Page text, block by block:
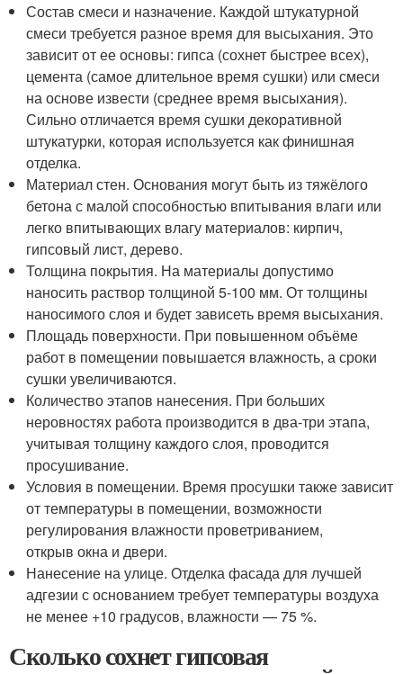
Состав смеси и назначение. Каждой штукатурной
смеси требуется разное время для высыхания. Это
зависит от ее основы: гипса (сохнет быстрее всех),
цемента (самое длительное время сушки) или смеси
на основе извести (среднее время высыхания).
Сильно отличается время сушки декоративной
штукатурки, которая используется как финишная
отделка.
Материал стен. Основания могут быть из тяжёлого
бетона с малой способностью впитывания влаги или
легко впитывающих влагу материалов: кирпич,
гипсовый лист, дерево.
Толщина покрытия. На материалы допустимо
наносить раствор толщиной 5-100 мм. От толщины
наносимого слоя и будет зависеть время высыхания.
Площадь поверхности. При повышенном объёме
работ в помещении повышается влажность, а сроки
сушки увеличиваются.
Количество этапов нанесения. При больших
неровностях работа производится в два-три этапа,
учитывая толщину каждого слоя, проводится
просушивание.
Условия в помещении. Время просушки также зависит
от температуры в помещении, возможности
регулирования влажности проветриванием,
открыв окна и двери.
Нанесение на улице. Отделка фасада для лучшей
адгезии с основанием требует температуры воздуха
не менее +10 градусов, влажности — 75 %.
Сколько сохнет гипсовая